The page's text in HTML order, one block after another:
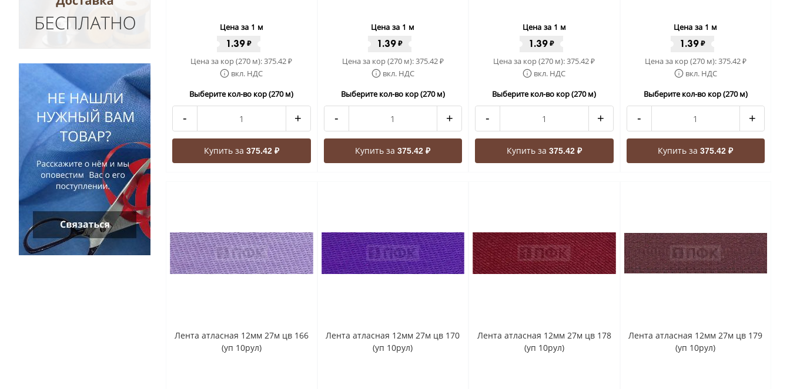
Цена за 1 м
1.39₽
Цена за кор (270 м):375.42₽
вкл. НДС
Выберите кол-во кор (270 м)
- +
Купить за 375.42 ₽
Цена за 1 м
1.39₽
Цена за кор (270 м):375.42₽
вкл. НДС
Выберите кол-во кор (270 м)
- +
Купить за375.42 ₽
Цена за 1 м
1.39₽
Цена за кор (270 м):375.42₽
вкл. НДС
Выберите кол-во кор (270 м)
- +
Купить за 375.42 ₽
Цена за 1 м
1.39₽
Цена за кор (270 м):375.42₽
вкл. НДС
Выберите кол-во кор (270 м)
- +
Купить за375.42 ₽
Лента атласная 12мм 27м цв 166
(уп 10рул)
Лента атласная 12мм 27м цв 170
(уп 10рул)
Лента атласная 12мм 27м цв 178
(уп 10рул)
Лента атласная 12мм 27м цв 179
(уп 10рул)